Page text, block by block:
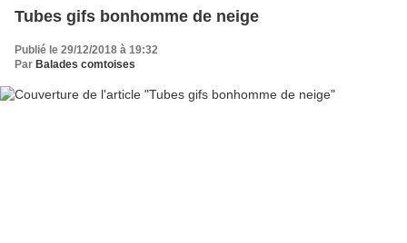
Tubes gifs bonhomme de neige
Publié le 29/12/2018 à 19:32
Par Balades comtoises